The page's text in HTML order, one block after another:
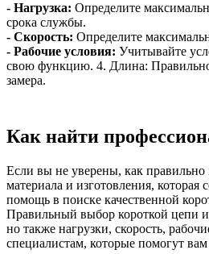
- Нагрузка: Определите
срока службы.
- Скорость: Определите
- Рабочие условия: Учитывайте
свою функцию. 4. Длина: Правильно
замера.
Как найти
Если вы не уверены, как правильно
материала и изготовления,
помощь в поиске качественной
Правильный выбор короткой цепи
но также нагрузки, скорость,
специалистам, которые помогут